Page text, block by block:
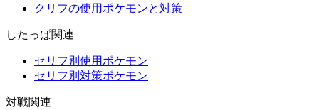
クリフの使用ポケモンと対策
したっぱ関連
セリフ別使用ポケモン
セリフ別対策ポケモン
対戦関連